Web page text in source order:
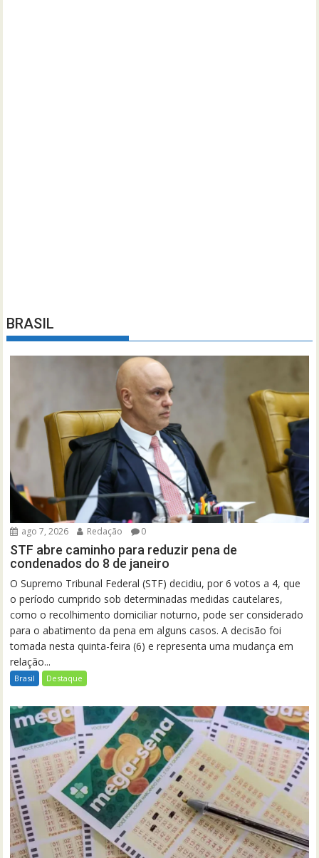
BRASIL
ago 7, 2026 Redação 0
STF abre caminho para reduzir pena de
condenados do 8 de janeiro
O Supremo Tribunal Federal (STF) decidiu, por 6 votos a 4, que
o período cumprido sob determinadas medidas cautelares,
como o recolhimento domiciliar noturno, pode ser considerado
para o abatimento da pena em alguns casos. A decisão foi
tomada nesta quinta-feira (6) e representa uma mudança em
relação...
Brasil Destaque